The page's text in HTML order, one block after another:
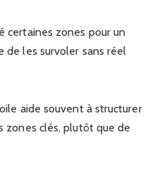
certaines zones pour un
de les survoler sans réel
aide souvent à structurer
zones clés, plutôt que de